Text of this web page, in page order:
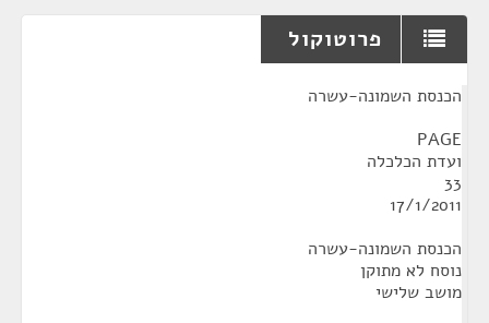
פרוטוקול
הכנסת השמונה-עשרה
PAGE
ועדת הכלכלה
33
17/1/2011
הכנסת השמונה-עשרה
נוסח לא מתוקן
מושב שלישי